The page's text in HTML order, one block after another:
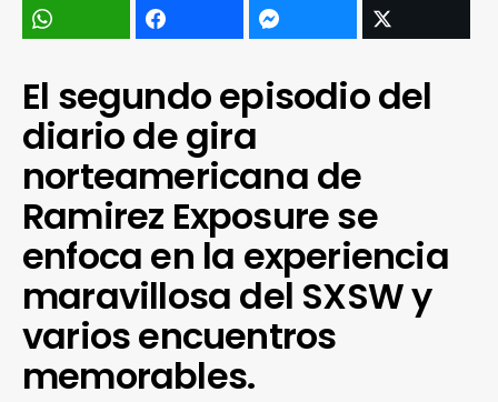
El segundo episodio del
diario de gira
norteamericana de
Ramirez Exposure se
enfoca en la experiencia
maravillosa del SXSW y
varios encuentros
memorables.